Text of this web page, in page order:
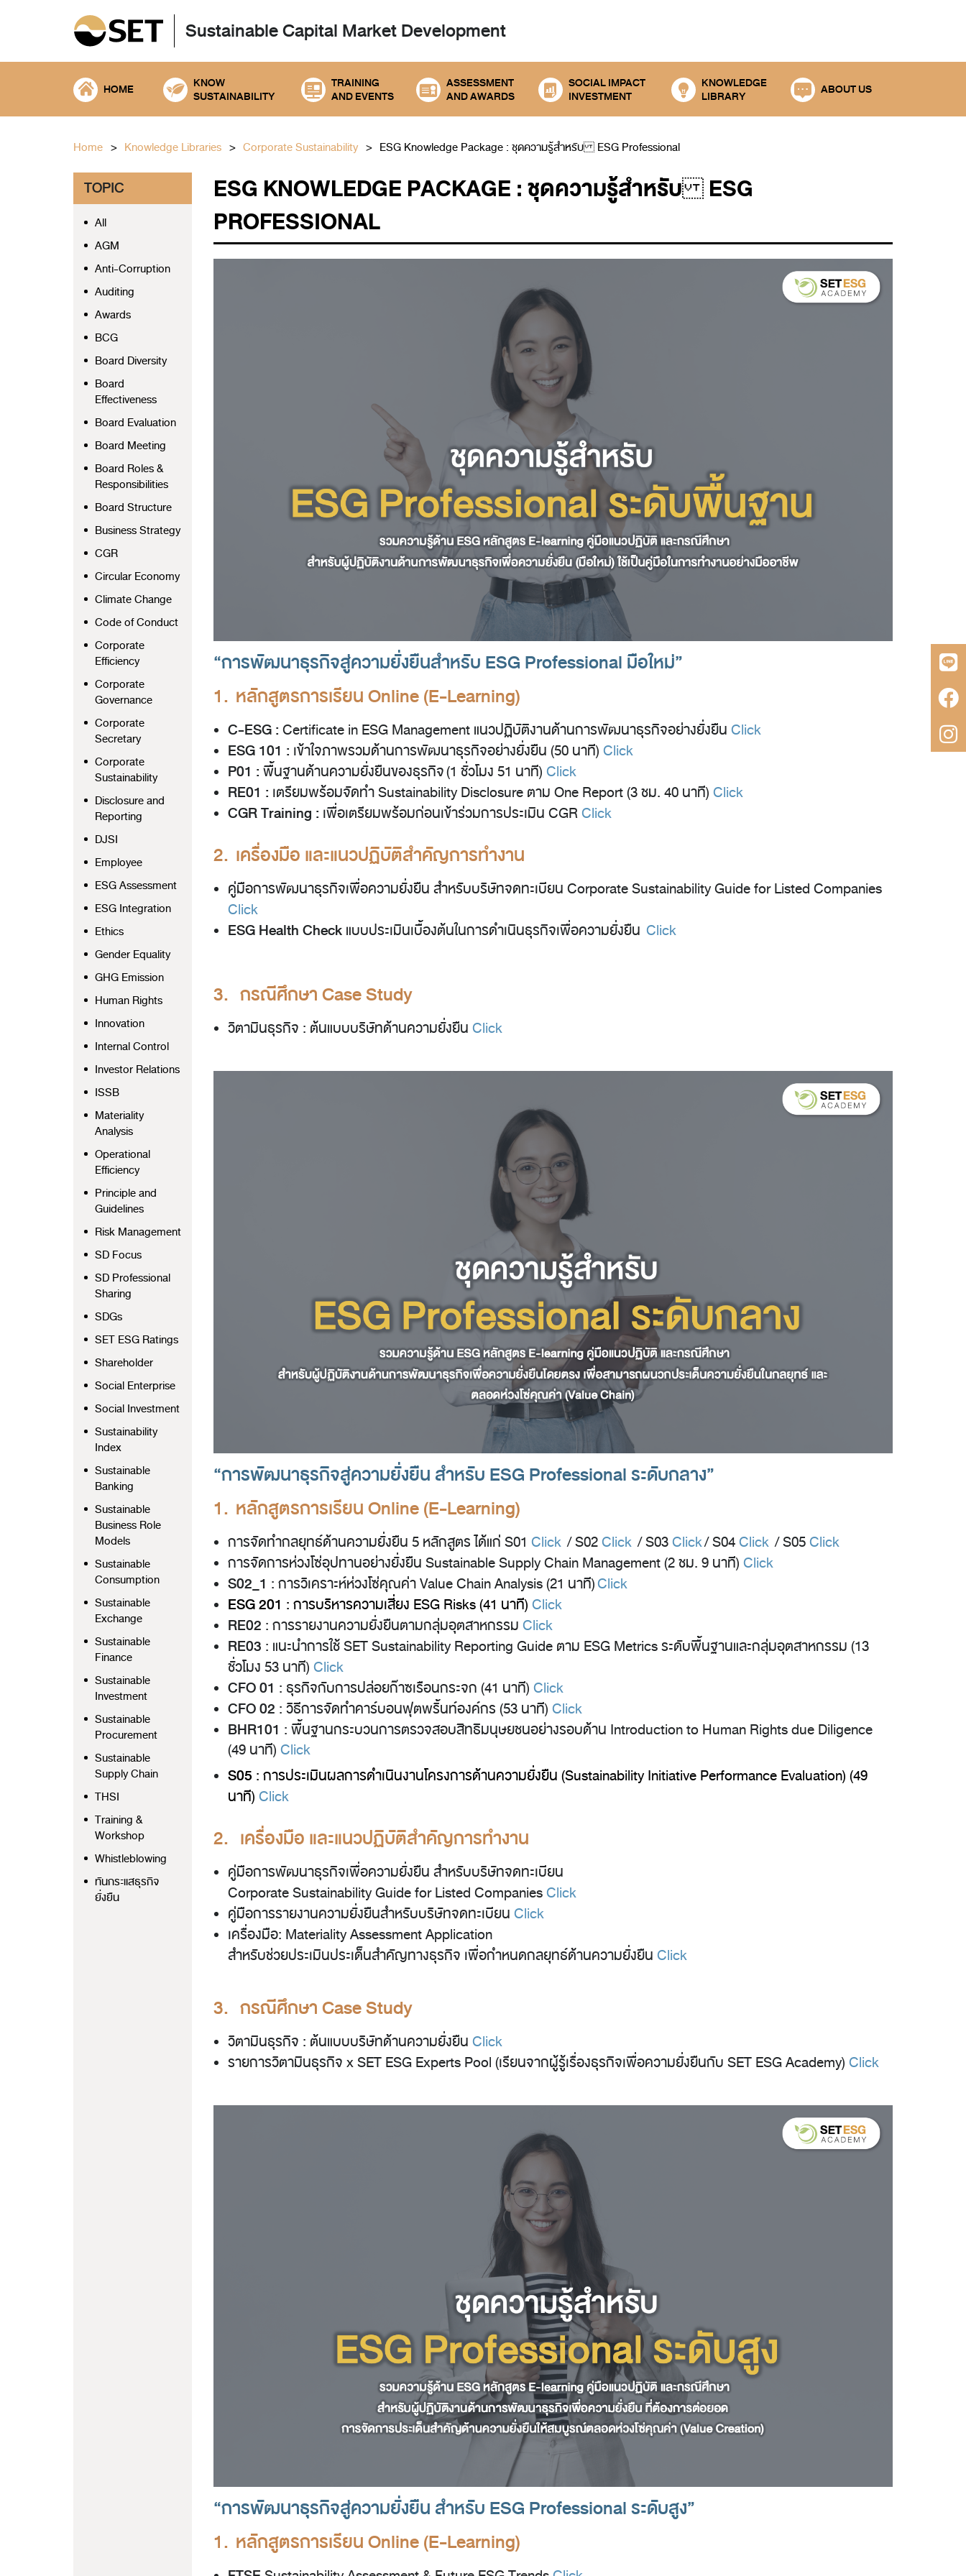
Sustainable Capital Market Development
HOME
KNOW
SUSTAINABILITY
TRAINING
AND EVENTS
ASSESSMENT
AND AWARDS
SOCIAL IMPACT
INVESTMENT
KNOWLEDGE
LIBRARY
ABOUT US
Home Knowledge Libraries Corporate Sustainability ESG Knowledge Package : ชุดความรู้สำหรับ ESG Professional
TOPIC
All
AGM
Anti-Corruption
Auditing
Awards
BCG
Board Diversity
Board
Effectiveness
Board Evaluation
Board Meeting
Board Roles &
Responsibilities
Board Structure
Business Strategy
CGR
Circular Economy
Climate Change
Code of Conduct
Corporate
Efficiency
Corporate
Governance
Corporate
Secretary
Corporate
Sustainability
Disclosure and
Reporting
DJSI
Employee
ESG Assessment
ESG Integration
Ethics
Gender Equality
GHG Emission
Human Rights
Innovation
Internal Control
Investor Relations
ISSB
Materiality
Analysis
Operational
Efficiency
Principle and
Guidelines
Risk Management
SD Focus
SD Professional
Sharing
SDGs
SET ESG Ratings
Shareholder
Social Enterprise
Social Investment
Sustainability
Index
Sustainable
Banking
Sustainable
Business Role
Models
Sustainable
Consumption
Sustainable
Exchange
Sustainable
Finance
Sustainable
Investment
Sustainable
Procurement
Sustainable
Supply Chain
THSI
Training &
Workshop
Whistleblowing
ทันกระแสธุรกิจ
ยั่งยืน
ESG KNOWLEDGE PACKAGE : ชุดความรู้สำหรับ ESG
PROFESSIONAL
“การพัฒนาธุรกิจสู่ความยั่งยืนสำหรับ ESG Professional มือใหม่”
1. หลักสูตรการเรียน Online (E-Learning)
C-ESG :Certificate in ESG Management แนวปฏิบัติงานด้านการพัฒนาธุรกิจอย่างยั่งยืนClick
ESG 101 : เข้าใจภาพรวมด้านการพัฒนาธุรกิจอย่างยั่งยืน (50 นาที)Click
P01 :พื้นฐานด้านความยั่งยืนของธุรกิจ (1 ชั่วโมง 51 นาที)Click
RE01 : เตรียมพร้อมจัดทำ Sustainability Disclosure ตาม One Report (3 ชม. 40 นาที)Click
CGR Training : เพื่อเตรียมพร้อมก่อนเข้าร่วมการประเมิน CGRClick
2. เครื่องมือ และแนวปฏิบัติสำคัญการทำงาน
คู่มือการพัฒนาธุรกิจเพื่อความยั่งยืน สำหรับบริษัทจดทะเบียน Corporate Sustainability Guide for Listed Companies
Click
ESG Health Checkแบบประเมินเบื้องต้นในการดำเนินธุรกิจเพื่อความยั่งยืน Click
3. กรณีศึกษา Case Study
วิตามินธุรกิจ : ต้นแบบบริษัทด้านความยั่งยืนClick
“การพัฒนาธุรกิจสู่ความยั่งยืน สำหรับ ESG Professional ระดับกลาง”
1. หลักสูตรการเรียน Online (E-Learning)
การจัดทำกลยุทธ์ด้านความยั่งยืน 5 หลักสูตร ได้แก่ S01 Click / S02Click / S03Click/ S04Click / S05Click
การจัดการห่วงโซ่อุปทานอย่างยั่งยืน Sustainable Supply Chain Management (2 ชม. 9 นาที)Click
S02_1 :การวิเคราะห์ห่วงโซ่คุณค่า Value Chain Analysis (21 นาที)Click
ESG 201 : การบริหารความเสี่ยง ESG Risks (41 นาที)Click
RE02 : การรายงานความยั่งยืนตามกลุ่มอุตสาหกรรมClick
RE03 : แนะนำการใช้ SET Sustainability Reporting Guide ตาม ESG Metrics ระดับพื้นฐานและกลุ่มอุตสาหกรรม (13
ชั่วโมง 53 นาที)Click
CFO 01 : ธุรกิจกับการปล่อยก๊าซเรือนกระจก (41 นาที)Click
CFO 02 : วิธีการจัดทำคาร์บอนฟุตพริ้นท์องค์กร (53 นาที)Click
BHR101 :พื้นฐานกระบวนการตรวจสอบสิทธิมนุษยชนอย่างรอบด้าน Introduction to Human Rights due Diligence
(49 นาที)Click
S05 :การประเมินผลการดำเนินงานโครงการด้านความยั่งยืน (Sustainability Initiative Performance Evaluation)(49
นาที)Click
2. เครื่องมือ และแนวปฏิบัติสำคัญการทำงาน
คู่มือการพัฒนาธุรกิจเพื่อความยั่งยืน สำหรับบริษัทจดทะเบียน
Corporate Sustainability Guide for Listed CompaniesClick
คู่มือการรายงานความยั่งยืนสำหรับบริษัทจดทะเบียนClick
เครื่องมือ: Materiality Assessment Application
สำหรับช่วยประเมินประเด็นสำคัญทางธุรกิจ เพื่อกำหนดกลยุทธ์ด้านความยั่งยืนClick
3. กรณีศึกษา Case Study
วิตามินธุรกิจ : ต้นแบบบริษัทด้านความยั่งยืนClick
รายการวิตามินธุรกิจ x SET ESG Experts Pool (เรียนจากผู้รู้เรื่องธุรกิจเพื่อความยั่งยืนกับ SET ESG Academy)Click
“การพัฒนาธุรกิจสู่ความยั่งยืน สำหรับ ESG Professional ระดับสูง”
1. หลักสูตรการเรียน Online (E-Learning)